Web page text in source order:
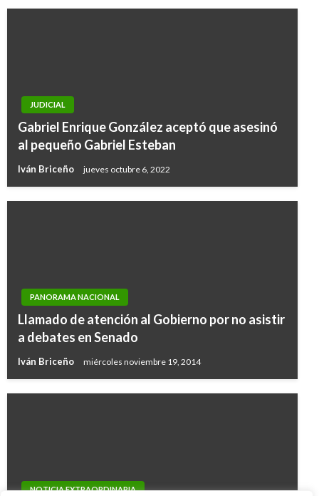
JUDICIAL
Gabriel Enrique González aceptó que asesinó
al pequeño Gabriel Esteban
Iván Briceño jueves octubre 6, 2022
PANORAMA NACIONAL
Llamado de atención al Gobierno por no asistir
a debates en Senado
Iván Briceño miércoles noviembre 19, 2014
NOTICIA EXTRAORDINARIA